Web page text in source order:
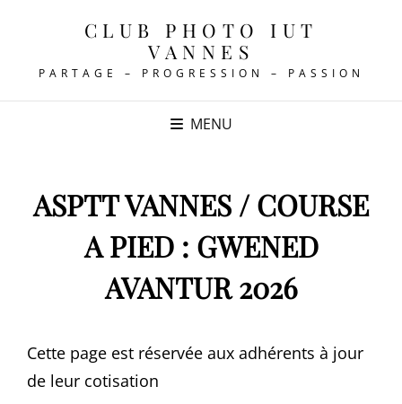
CLUB PHOTO IUT
VANNES
PARTAGE – PROGRESSION – PASSION
MENU
ASPTT VANNES / COURSE
A PIED : GWENED
AVANTUR 2026
Cette page est réservée aux adhérents à jour
de leur cotisation